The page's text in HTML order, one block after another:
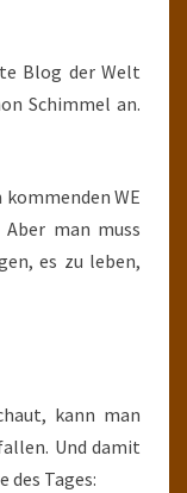
Blog der Welt
Schimmel an.
WE
man muss
es zu leben,
kann man
Und damit
des Tages: